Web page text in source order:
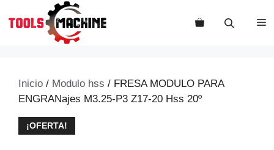
Inicio / Modulo hss / FRESA MODULO PARA
ENGRANajes M3.25-P3 Z17-20 Hss 20º
¡OFERTA!